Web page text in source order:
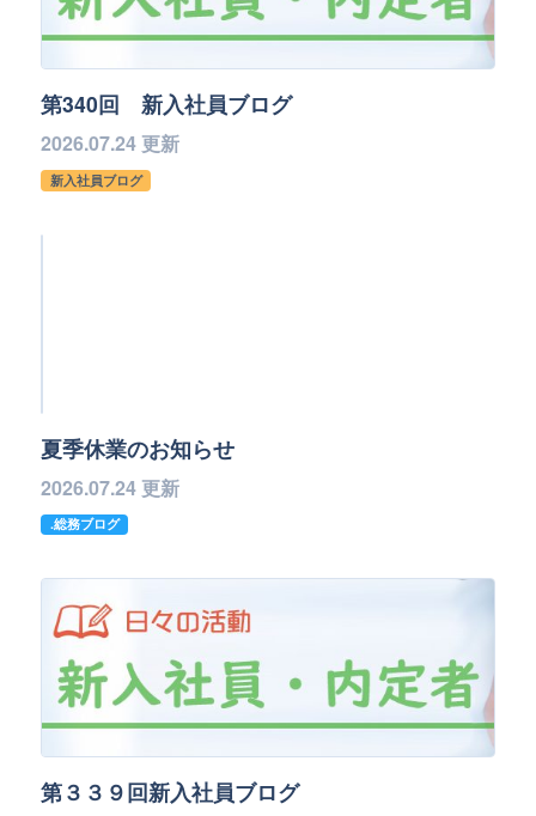
第340回 新入社員ブログ
2026.07.24 更新
新入社員ブログ
夏季休業のお知らせ
2026.07.24 更新
.総務ブログ
第３３９回新入社員ブログ